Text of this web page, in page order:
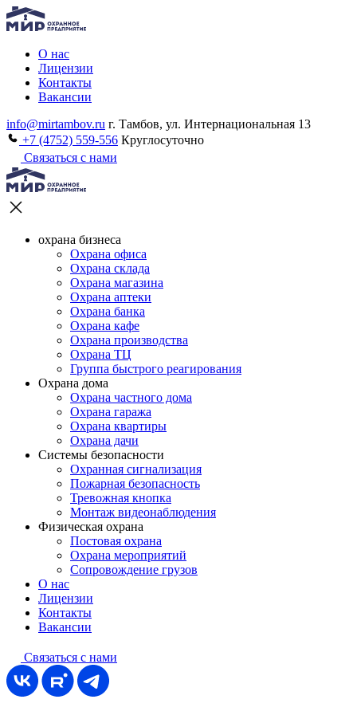
О нас
Лицензии
Контакты
Вакансии
info@mirtambov.ru г. Тамбов, ул. Интернациональная 13
+7 (4752) 559-556 Круглосуточно
Связаться с нами
охрана бизнеса
Охрана офиса
Охрана склада
Охрана магазина
Охрана аптеки
Охрана банка
Охрана кафе
Охрана производства
Охрана ТЦ
Группа быстрого реагирования
Охрана дома
Охрана частного дома
Охрана гаража
Охрана квартиры
Охрана дачи
Системы безопасности
Охранная сигнализация
Пожарная безопасность
Тревожная кнопка
Монтаж видеонаблюдения
Физическая охрана
Постовая охрана
Охрана мероприятий
Сопровождение грузов
О нас
Лицензии
Контакты
Вакансии
Связаться с нами